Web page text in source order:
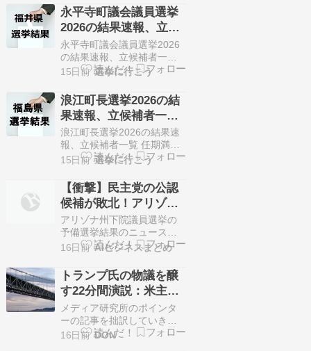
人に対して4人が立候補して
います。 7月26日に投開票
の予定です。 今回の記事は
この杉戸町長選挙の立候補
者、選挙結果速報情報をま
とめていきます。 選挙概要
永平寺町議会議員選挙
2026の結果速報、立候
補者一覧（7月26日、福
井県）・無投票
永平寺町議会議員選挙2026
の結果速報、立候補者一覧
任期満了に伴う永平寺町議
されました。 定数14人に対
して14人が立候補していま
す。 7月26日に投開票の予
定でしたが立候補者が定数
以下だったので無投票での
当選が確定しています。 今
回はこの永平寺町議…
15日前 選挙に行こう
浪江町長選挙2026の結
果速報、立候補者一覧
（7月26日、福島県）・
無投票
浪江町長選挙2026の結果速
報、立候補者一覧 任期満了
に伴う浪江町長選挙が7月16
人に対して1人が立候補して
います。 7月26日に投開票
の予定でしたが立候補者が
定数以下だったので無投票
での当選が確定していま
す。 今回はこの浪江町長選
15日前 選挙に行こう
【衝撃】民主党の公認
候補が敗北！アリゾナ
州下院議員選挙で予備
選挙が大波乱
アリゾナ州下院議員選挙の
予備選挙結果のニュース概
要 火曜日に実施された予備
ナ州第１選挙区の連邦下院
議員選挙において、民主党
のアーミッシュ・シャー候
補が共和党のジェイ・フィ
ーリー候補と対決すること
が決まりました。 民主党の
16日前 AIビジネスまとめ
トランプ氏の物議を醸
す22分間演説：米主要
テレビの中継判断とフ
ァクトチェックの舞台
裏
メディア研究所のポインタ
ーの記事を拙訳していきま
す（2026年7月17日午後8時
16日前 DON